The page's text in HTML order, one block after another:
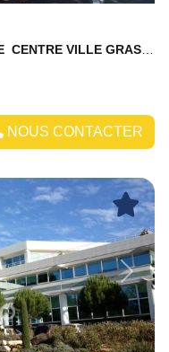
NOUS CONTACTER
Next